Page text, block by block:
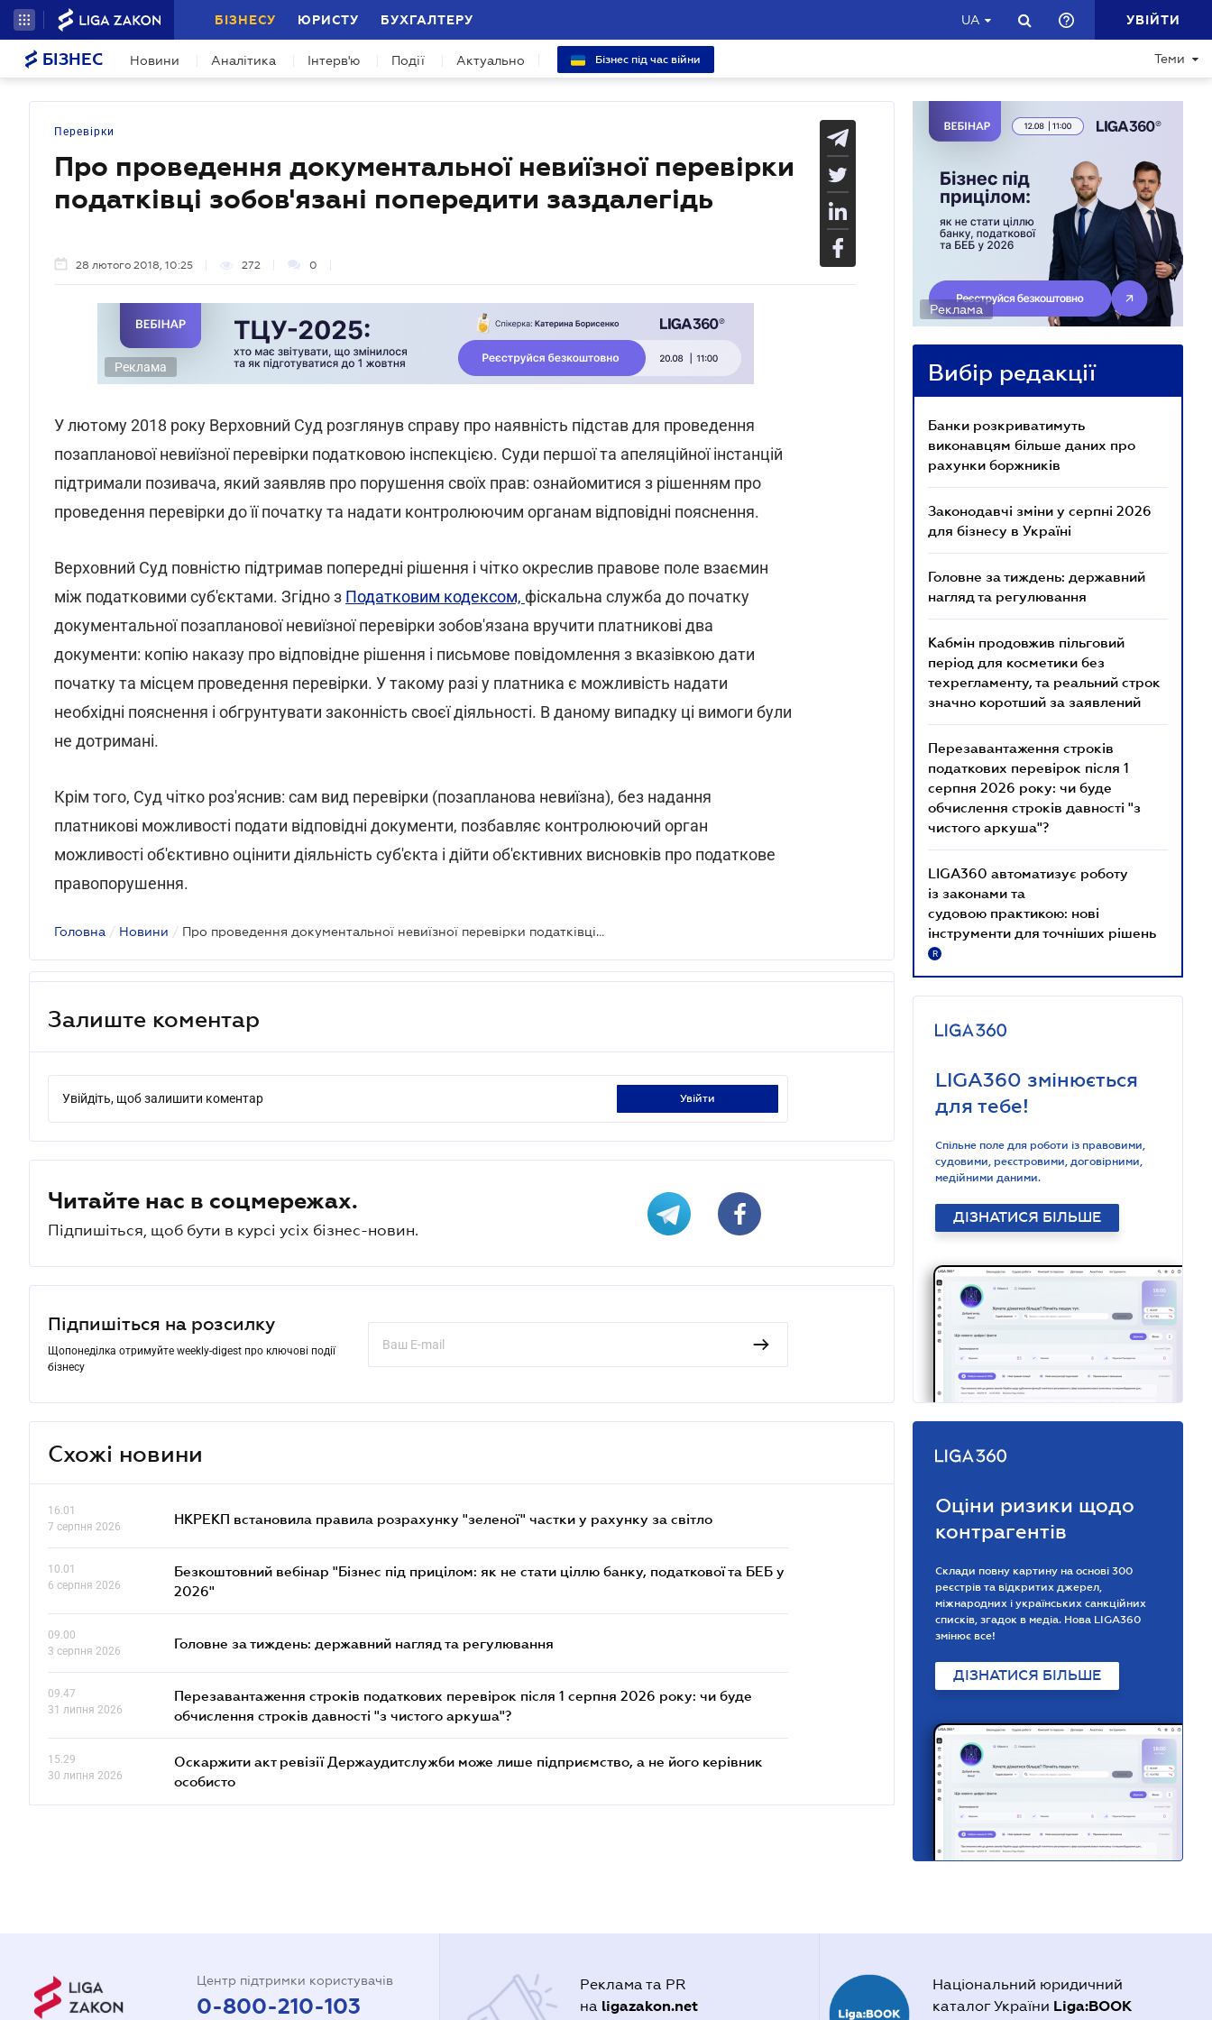
БІЗНЕСУ ЮРИСТУ БУХГАЛТЕРУ UA УВІЙТИ
БІЗНЕС Новини Аналітика Інтерв'ю Події Актуально Бізнес під час війни Теми
Перевірки
Про проведення документальної невиїзної перевірки
податківці зобов'язані попередити заздалегідь
28 лютого 2018, 10:25 272 0
Реклама
У лютому 2018 року Верховний Суд розглянув справу про наявність підстав для проведення
позапланової невиїзної перевірки податковою інспекцією. Суди першої та апеляційної інстанцій
підтримали позивача, який заявляв про порушення своїх прав: ознайомитися з рішенням про
проведення перевірки до її початку та надати контролюючим органам відповідні пояснення.
Верховний Суд повністю підтримав попередні рішення і чітко окреслив правове поле взаємин
між податковими суб'єктами. Згідно з Податковим кодексом, фіскальна служба до початку
документальної позапланової невиїзної перевірки зобов'язана вручити платникові два
документи: копію наказу про відповідне рішення і письмове повідомлення з вказівкою дати
початку та місцем проведення перевірки. У такому разі у платника є можливість надати
необхідні пояснення і обгрунтувати законність своєї діяльності. В даному випадку ці вимоги були
не дотримані.
Крім того, Суд чітко роз'яснив: сам вид перевірки (позапланова невиїзна), без надання
платникові можливості подати відповідні документи, позбавляє контролюючий орган
можливості об'єктивно оцінити діяльність суб'єкта і дійти об'єктивних висновків про податкове
правопорушення.
Головна / Новини / Про проведення документальної невиїзної перевірки податківці зобов'язані попередити заздалегідь
Залиште коментар
Увійдіть, щоб залишити коментар увійти
Читайте нас в соцмережах.
Підпишіться, щоб бути в курсі усіх бізнес-новин.
Підпишіться на розсилку
Щопонеділка отримуйте weekly-digest про ключові події
бізнесу
Схожі новини
16.01
7 серпня 2026
НКРЕКП встановила правила розрахунку "зеленої" частки у рахунку за світло
10.01
6 серпня 2026
Безкоштовний вебінар "Бізнес під прицілом: як не стати ціллю банку, податкової та БЕБ у
2026"
09.00
3 серпня 2026
Головне за тиждень: державний нагляд та регулювання
09.47
31 липня 2026
Перезавантаження строків податкових перевірок після 1 серпня 2026 року: чи буде
обчислення строків давності "з чистого аркуша"?
15.29
30 липня 2026
Оскаржити акт ревізії Держаудитслужби може лише підприємство, а не його керівник
особисто
Реклама
Вибір редакції
Банки розкриватимуть
виконавцям більше даних про
рахунки боржників
Законодавчі зміни у серпні 2026
для бізнесу в Україні
Головне за тиждень: державний
нагляд та регулювання
Кабмін продовжив пільговий
період для косметики без
техрегламенту, та реальний строк
значно коротший за заявлений
Перезавантаження строків
податкових перевірок після 1
серпня 2026 року: чи буде
обчислення строків давності "з
чистого аркуша"?
LIGA360 автоматизує роботу
із законами та
судовою практикою: нові
інструменти для точніших рішень
R
LIGA360 змінюється
для тебе!
Спільне поле для роботи із правовими,
судовими, реєстровими, договірними,
медійними даними.
ДІЗНАТИСЯ БІЛЬШЕ
Оціни ризики щодо
контрагентів
Склади повну картину на основі 300
реєстрів та відкритих джерел,
міжнародних і українських санкційних
списків, згадок в медіа. Нова LIGA360
змінює все!
ДІЗНАТИСЯ БІЛЬШЕ
Центр підтримки користувачів
0-800-210-103
Реклама та PR
на ligazakon.net
Національний юридичний
каталог України Liga:BOOK